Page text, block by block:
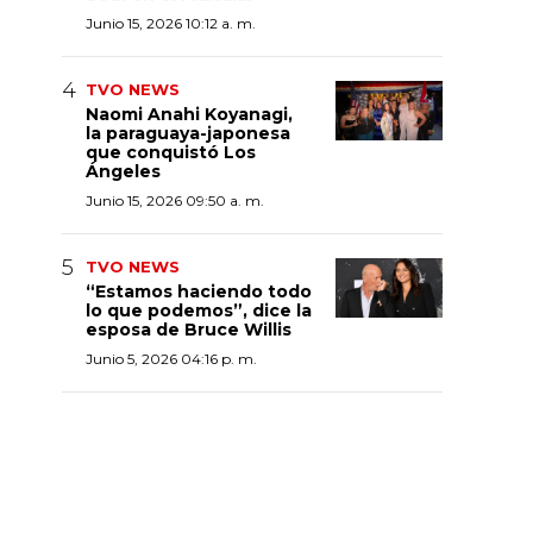
Junio 15, 2026 10:12 a. m.
TVO NEWS
Naomi Anahi Koyanagi,
la paraguaya-japonesa
que conquistó Los
Ángeles
Junio 15, 2026 09:50 a. m.
TVO NEWS
“Estamos haciendo todo
lo que podemos”, dice la
esposa de Bruce Willis
Junio 5, 2026 04:16 p. m.